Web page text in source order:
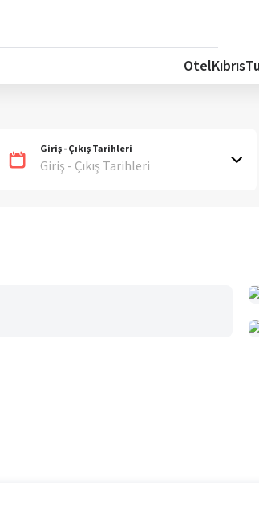
OtelKıbrıs
Giriş - Çıkış Tarihleri
Giriş - Çıkış Tarihleri